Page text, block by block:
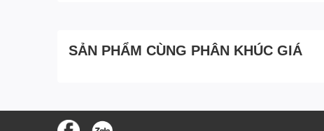
SẢN PHẨM CÙNG PHÂN KHÚC GIÁ